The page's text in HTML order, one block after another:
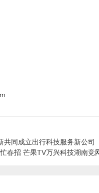
共同成立出行科技服务新公司
春招 芒果TV万兴科技湖南竞